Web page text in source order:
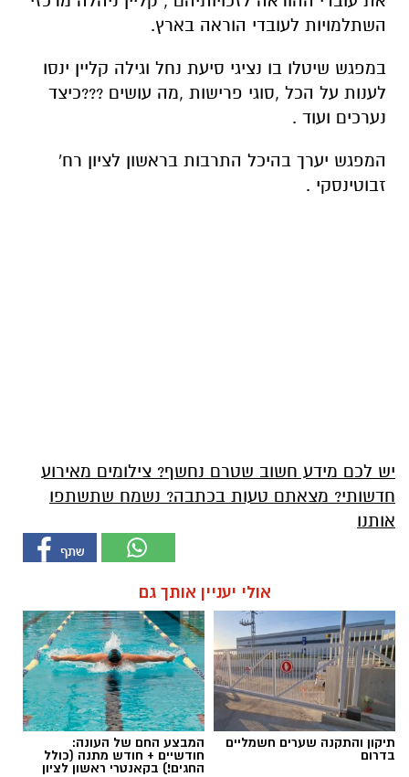
השתלמויות לעובדי הוראה בארץ.
במפגש שיטלו בו נציגי סיעת נחל וגילה קליין ינסו
לענות על הכל ,סוגי פרישות ,מה עושים ???כיצד
נערכים ועוד .
המפגש יערך בהיכל התרבות בראשון לציון רח'
זבוטינסקי .
יש לכם מידע חשוב שטרם נחשף? צילומים מאירוע
חדשותי? מצאתם טעות בכתבה? נשמח שתשתפו
אותנו
אולי יעניין אותך גם
תיקון והתקנה שערים חשמליים
בדרום
המבצע החם של העונה:
חודשיים + חודש מתנה (כולל
החגים!) בקאנטרי ראשון לציון